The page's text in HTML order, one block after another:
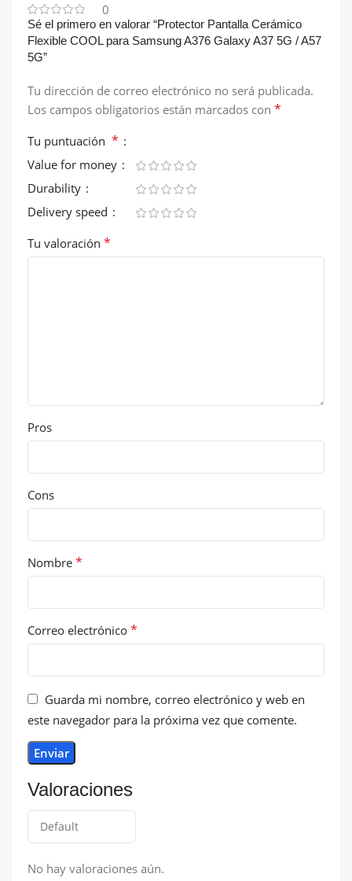
0
Valoraciones
No hay valoraciones aún.
Sé el primero en valorar “Protector Pantalla Cerámico
Flexible COOL para Samsung A376 Galaxy A37 5G / A57
5G”
Tu dirección de correo electrónico no será publicada.
Los campos obligatorios están marcados con *
Tu puntuación *
Value for money
Durability
Delivery speed
Tu valoración *
Pros
Cons
Nombre *
Correo electrónico *
Guarda mi nombre, correo electrónico y web en
este navegador para la próxima vez que comente.